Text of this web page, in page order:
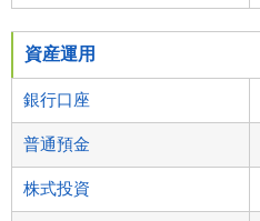
資産運用
銀行口座
普通預金
株式投資